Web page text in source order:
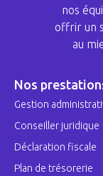
nos
offrir un
au
Nos
Gestion
Conseiller juridique
Déclaration fiscale
Plan de trésorerie